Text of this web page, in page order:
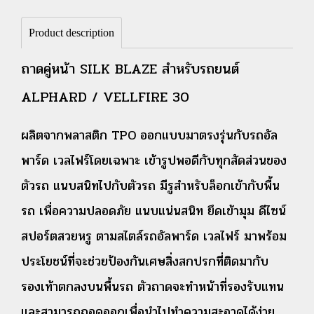
Product description
ถาดคู่หน้า SILK BLAZE สำหรับรถยนต์
ALPHARD / VELLFIRE 30
ผลิตจากพลาสติก TPO ออกแบบมาตรงรุ่นกับรถอัล
พาร์ด เวลไฟร์โดยเฉพาะ เข้ารูปพอดีกับทุกสัดส่วนของ
ตัวรถ แนบสนิทไปกับตัวรถ มีรูสำหรับล็อกเข้ากับพื้น
รถ เพื่อความปลอดภัย แนบแน่นสนิท ยึดเข้ามุม ดีไซน์
สปอร์ตสวยหรู ตามสไตล์รถอัลพาร์ด เวลไฟร์ มาพร้อม
ประโยชน์ที่จะช่วยป้องกันเศษสิ่งสกปรกที่ติดมากับ
รองเท้าตกลงบนพื้นรถ ตัวถาดจะทำหน้าที่รองรับแทน